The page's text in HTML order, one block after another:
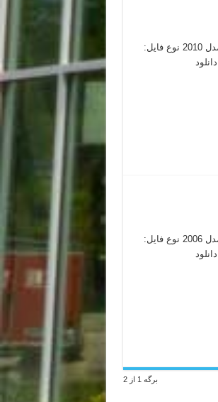
دفترچه راهنمای هیوندای آزرا مدل 2010 نوع فایل:
دفترچه راهنمای هیوندای آزرا مدل 2006 نوع فایل:
برگه 1 از 2